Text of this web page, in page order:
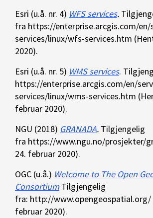
Esri (u.å. nr. 4) WFS services.
fra https://enterprise.arcgis.com/
services/linux/wfs-services.htm
2020).
Esri (u.å. nr. 5) WMS services.
https://enterprise.arcgis.com/en/
services/linux/wms-services.htm
februar 2020).
NGU (2018) GRANADA. Tilgjengelig
fra https://www.ngu.no/prosjekter/
24. februar 2020).
OGC (u.å.) Welcome to The Open
Consortium Tilgjengelig
fra: http://www.opengeospatial.org/
februar 2020).